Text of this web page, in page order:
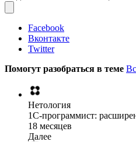
Facebook
Вконтакте
Twitter
Помогут разобраться в теме
Нетология
1C-программист:
18 месяцев
Далее